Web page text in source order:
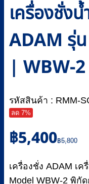
เครื่องชั่ง
ADAM รุ่
| WBW-2
รหัสสินค้า : RMM-
ลด 7%
฿5,800
Original
price
฿5,800.
฿5,400
Current
price
฿5,400.
เครื่องชั่ง ADAM เ
Model WBW-2 พิกั